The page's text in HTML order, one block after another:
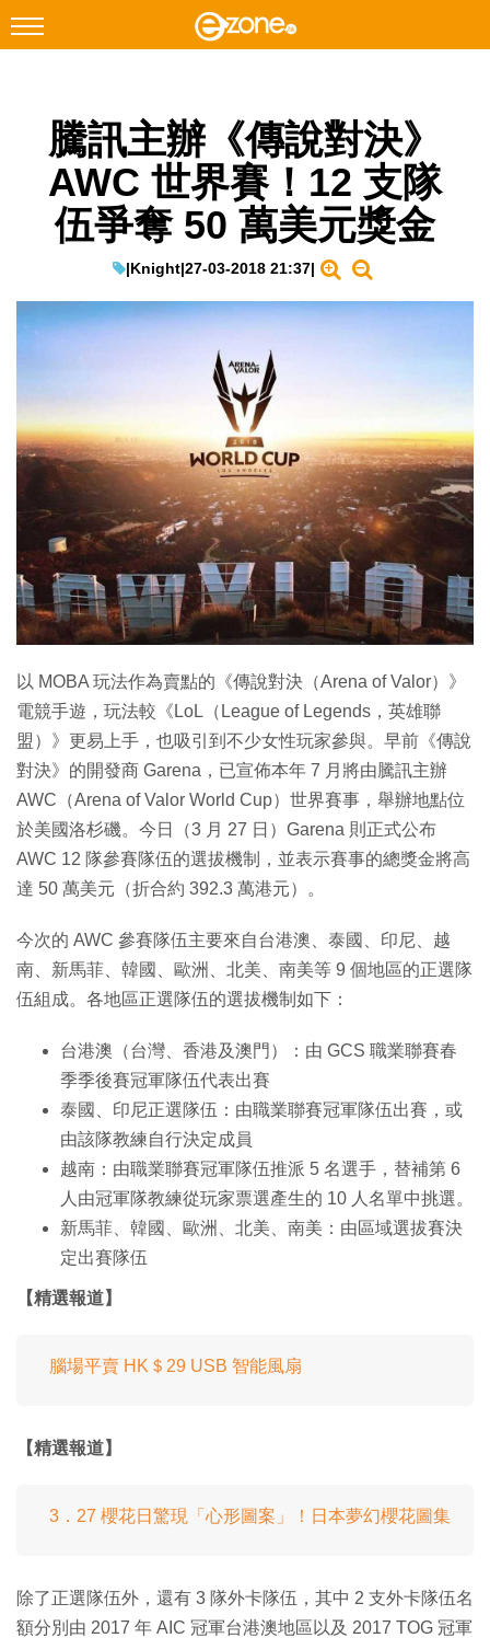
Facebook Instagram
科技焦點
網絡生活
教學評測
生成式AI與雲端應用
Enterprise Digital Transformation
特集
騰訊主辦《傳說對決》
AWC 世界賽！12 支隊
伍爭奪 50 萬美元獎金
|Knight|27-03-2018 21:37|
以 MOBA 玩法作為賣點的《傳說對決（Arena of Valor）》
電競手遊，玩法較《LoL（League of Legends，英雄聯
盟）》更易上手，也吸引到不少女性玩家參與。早前《傳說
對決》的開發商 Garena，已宣佈本年 7 月將由騰訊主辦
AWC（Arena of Valor World Cup）世界賽事，舉辦地點位
於美國洛杉磯。今日（3 月 27 日）Garena 則正式公布
AWC 12 隊參賽隊伍的選拔機制，並表示賽事的總獎金將高
達 50 萬美元（折合約 392.3 萬港元）。
今次的 AWC 參賽隊伍主要來自台港澳、泰國、印尼、越
南、新馬菲、韓國、歐洲、北美、南美等 9 個地區的正選隊
伍組成。各地區正選隊伍的選拔機制如下：
台港澳（台灣、香港及澳門）：由 GCS 職業聯賽春
季季後賽冠軍隊伍代表出賽
泰國、印尼正選隊伍：由職業聯賽冠軍隊伍出賽，或
由該隊教練自行決定成員
越南：由職業聯賽冠軍隊伍推派 5 名選手，替補第 6
人由冠軍隊教練從玩家票選產生的 10 人名單中挑選。
新馬菲、韓國、歐洲、北美、南美：由區域選拔賽決
定出賽隊伍
【精選報道】
腦場平賣 HK＄29 USB 智能風扇
【精選報道】
3．27 櫻花日驚現「心形圖案」！日本夢幻櫻花圖集
除了正選隊伍外，還有 3 隊外卡隊伍，其中 2 支外卡隊伍名
額分別由 2017 年 AIC 冠軍台港澳地區以及 2017 TOG 冠軍